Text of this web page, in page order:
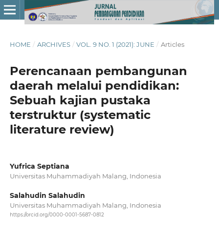
HOME / ARCHIVES / VOL. 9 NO. 1 (2021): JUNE / Articles
Perencanaan pembangunan
daerah melalui pendidikan:
Sebuah kajian pustaka
terstruktur (systematic
literature review)
Yufrica Septiana
Universitas Muhammadiyah Malang, Indonesia
Salahudin Salahudin
Universitas Muhammadiyah Malang, Indonesia
https://orcid.org/0000-0001-5687-0812